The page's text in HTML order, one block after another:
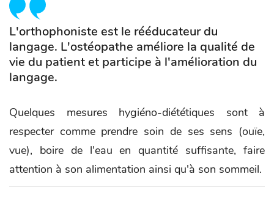
L'orthophoniste est le rééducateur du
langage. L'ostéopathe améliore la qualité de
vie du patient et participe à l'amélioration du
langage.
Quelques mesures hygiéno-diététiques sont à
respecter comme prendre soin de ses sens (ouïe,
vue), boire de l'eau en quantité suffisante, faire
attention à son alimentation ainsi qu'à son sommeil.